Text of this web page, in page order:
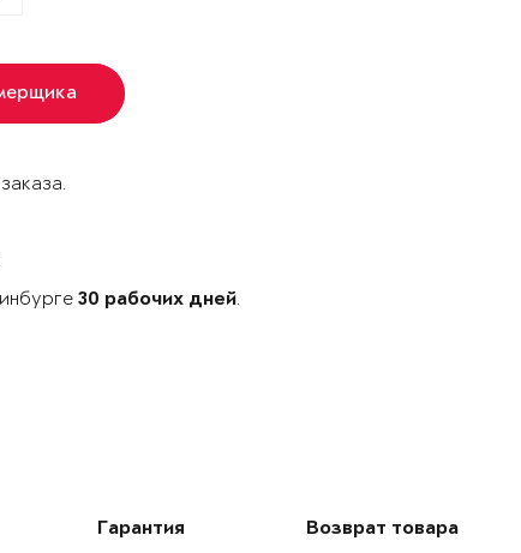
30 рабочих дней.
Гарантия Возврат товара